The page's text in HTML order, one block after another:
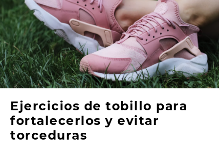
Ejercicios de tobillo para
fortalecerlos y evitar
torceduras